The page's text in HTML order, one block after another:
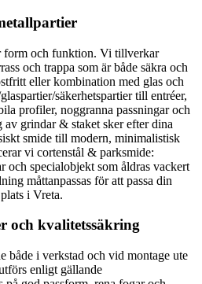
form och funktion. Vi tillverkar
och trappa som är både säkra och
eller kombination med glas och
säkerhetspartier till entréer,
profiler, noggranna passningar och
grindar & staket sker efter dina
smide till modern, minimalistisk
vi cortenstål & parksmide:
och specialobjekt som åldras vackert
måttanpassas för att passa din
i Vreta.
och kvalitetssäkring
både i verkstad och vid montage ute
enligt gällande